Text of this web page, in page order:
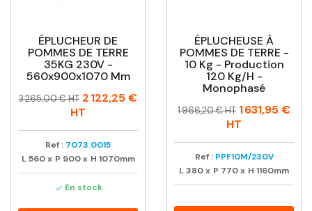
ÉPLUCHEUR DE
POMMES DE TERRE
35KG 230V -
560x900x1070 Mm
Prix
Prix
3 265,00 € HT 2 122,25 €
HT
Ref : 7073.0015
L 560 x P 900 x H 1070mm
 En stock
ÉPLUCHEUSE À
POMMES DE TERRE -
10 Kg - Production
120 Kg/h -
Monophasé
Prix
Prix
1 966,20 € HT 1 631,95 €
HT
Ref : PPF10M/230V
L380x P 770x H 1160mm